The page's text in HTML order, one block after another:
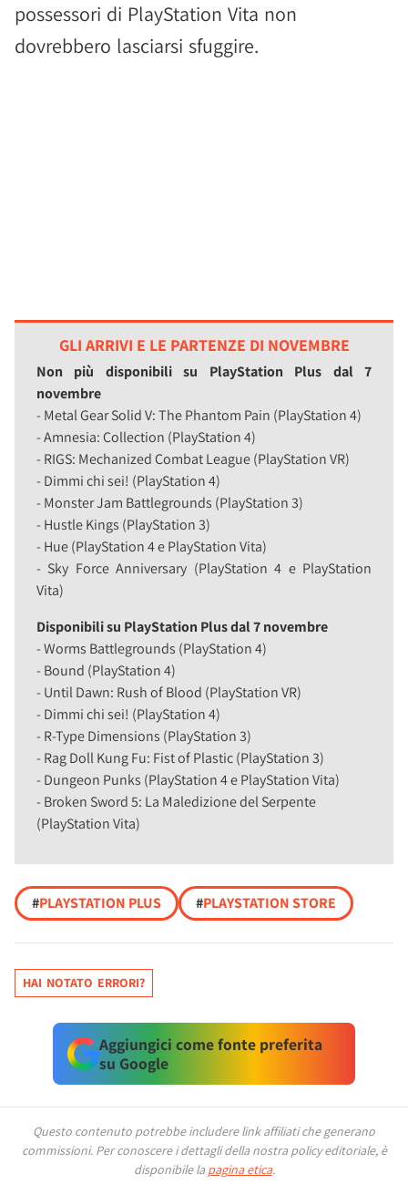
possessori di PlayStation Vita non
dovrebbero lasciarsi sfuggire.
GLI ARRIVI E LE PARTENZE DI NOVEMBRE
Non più disponibili su PlayStation Plus dal 7
novembre
- Metal Gear Solid V: The Phantom Pain (PlayStation 4)
- Amnesia: Collection (PlayStation 4)
- RIGS: Mechanized Combat League (PlayStation VR)
- Dimmi chi sei! (PlayStation 4)
- Monster Jam Battlegrounds (PlayStation 3)
- Hustle Kings (PlayStation 3)
- Hue (PlayStation 4 e PlayStation Vita)
- Sky Force Anniversary (PlayStation 4 e PlayStation
Vita)
Disponibili su PlayStation Plus dal 7 novembre
- Worms Battlegrounds (PlayStation 4)
- Bound (PlayStation 4)
- Until Dawn: Rush of Blood (PlayStation VR)
- Dimmi chi sei! (PlayStation 4)
- R-Type Dimensions (PlayStation 3)
- Rag Doll Kung Fu: Fist of Plastic (PlayStation 3)
- Dungeon Punks (PlayStation 4 e PlayStation Vita)
- Broken Sword 5: La Maledizione del Serpente
(PlayStation Vita)
#PLAYSTATION PLUS #PLAYSTATION STORE
HAI NOTATO ERRORI?
Aggiungici come fonte preferita
su Google
Questo contenuto potrebbe includere link affiliati che generano
commissioni. Per conoscere i dettagli della nostra policy editoriale, è
disponibile la pagina etica.